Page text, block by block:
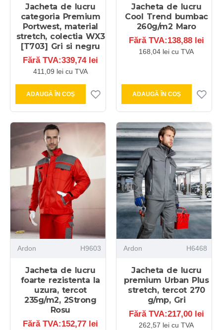
Jacheta de lucru
categoria Premium
Portwest, material
stretch, colectia WX3
[T703] Gri si negru
Fără TVA:339,74 lei
411,09 lei cu TVA
ADAUGĂ ÎN COŞ
Jacheta de lucru
Cool Trend bumbac
260g/m2 Maro
Fără TVA:138,88 lei
168,04 lei cu TVA
ADAUGĂ ÎN COŞ
Ardon H9603
Jacheta de lucru
foarte rezistenta la
uzura, tercot
235g/m2, 2Strong
Rosu
Fără TVA:152,77 lei
Ardon H6468
Jacheta de lucru
premium Urban Plus
stretch, tercot 270
g/mp, Gri
Fără TVA:217,00 lei
262,57 lei cu TVA